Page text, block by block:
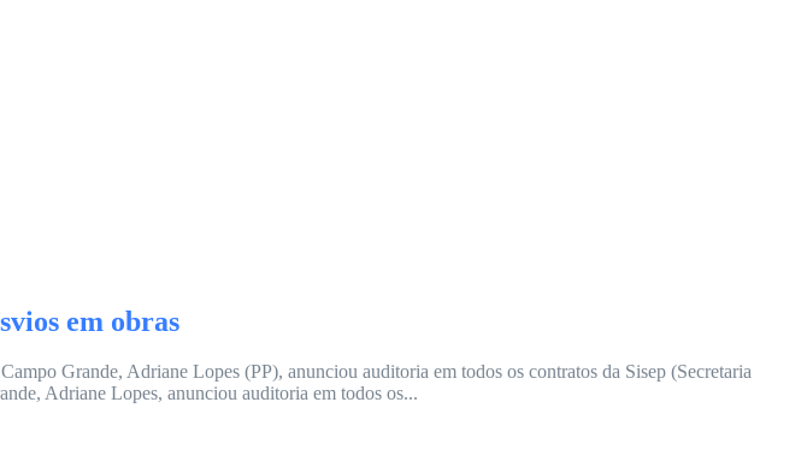
em obras
Grande, Adriane Lopes (PP), anunciou auditoria em todos os contratos da Sisep (Secretaria
Adriane Lopes, anunciou auditoria em todos os...